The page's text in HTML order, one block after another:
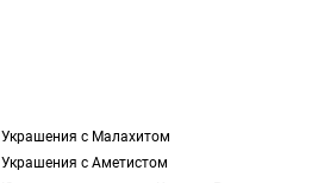
Украшения с Малахитом
Украшения с Аметистом